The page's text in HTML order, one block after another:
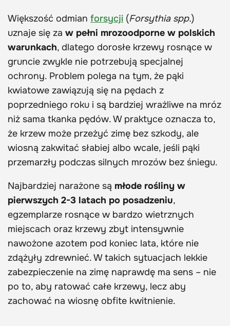
Większość odmian forsycji (Forsythia spp.)
uznaje się za w pełni mrozoodporne w polskich
warunkach, dlatego dorosłe krzewy rosnące w
gruncie zwykle nie potrzebują specjalnej
ochrony. Problem polega na tym, że pąki
kwiatowe zawiązują się na pędach z
poprzedniego roku i są bardziej wrażliwe na mróz
niż sama tkanka pędów. W praktyce oznacza to,
że krzew może przeżyć zimę bez szkody, ale
wiosną zakwitać słabiej albo wcale, jeśli pąki
przemarzły podczas silnych mrozów bez śniegu.
Najbardziej narażone są młode rośliny w
pierwszych 2-3 latach po posadzeniu,
egzemplarze rosnące w bardzo wietrznych
miejscach oraz krzewy zbyt intensywnie
nawożone azotem pod koniec lata, które nie
zdążyły zdrewnieć. W takich sytuacjach lekkie
zabezpieczenie na zimę naprawdę ma sens – nie
po to, aby ratować całe krzewy, lecz aby
zachować na wiosnę obfite kwitnienie.